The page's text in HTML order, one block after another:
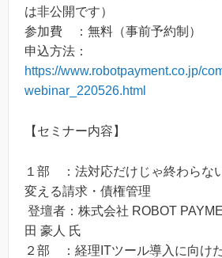
は非公開です）
参加費 ：無料（事前予約制）
申込方法：
https://www.robotpayment.co.jp/
webinar_220526.html
【セミナー内容】
１部 ：法対応だけじゃ終わらな
変える請求・債権管理
登壇者：株式会社 ROBOT
田 豪人 氏
２部 ：経理ITツール導入に向け